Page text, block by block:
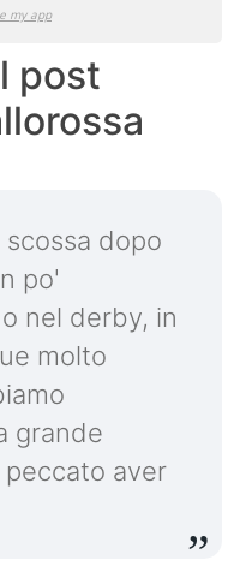
post
dopo
po'
nel derby, in
molto
grande
aver